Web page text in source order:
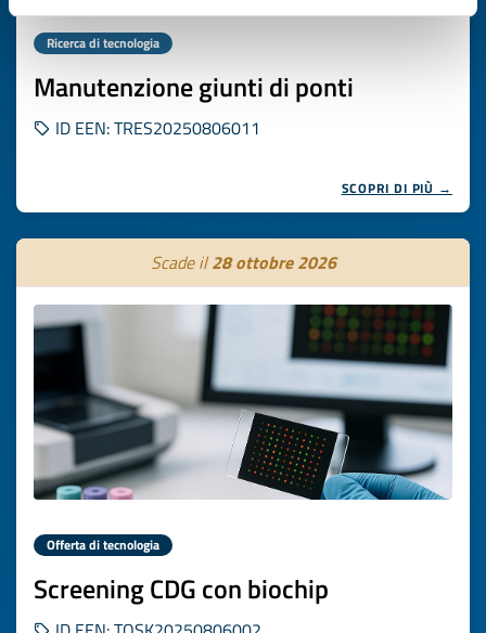
Ricerca di tecnologia
Manutenzione giunti di ponti
ID EEN: TRES20250806011
SCOPRI DI PIÙ →
Scade il28 ottobre 2026
Offerta di tecnologia
Screening CDG con biochip